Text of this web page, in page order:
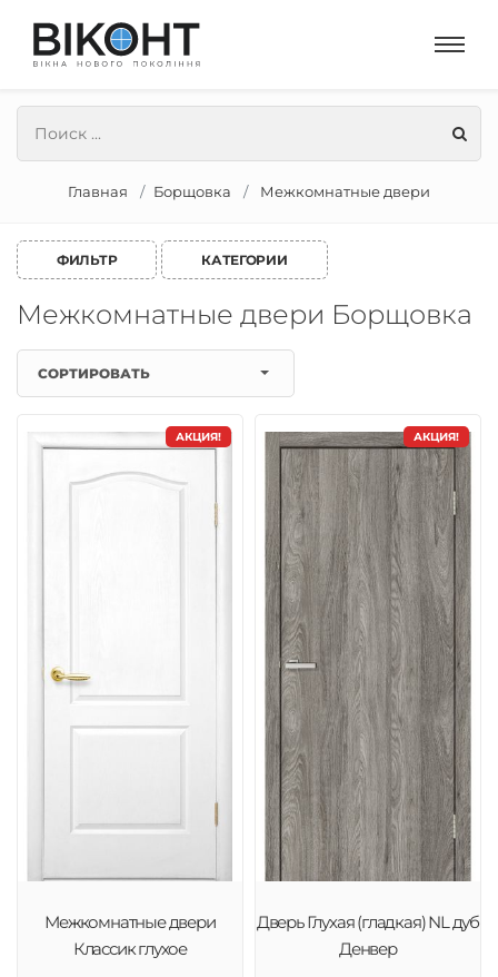
Главная Борщовка Межкомнатные двери
ФИЛЬТР КАТЕГОРИИ
Межкомнатные двери Борщовка
СОРТИРОВАТЬ
АКЦИЯ!
Межкомнатные двери
Классик глухое
АКЦИЯ!
Дверь Глухая (гладкая) NL дуб
Денвер